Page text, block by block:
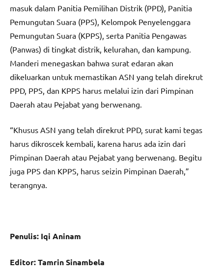
masuk dalam Panitia Pemilihan Distrik (PPD), Panitia
Pemungutan Suara (PPS), Kelompok Penyelenggara
Pemungutan Suara (KPPS), serta Panitia Pengawas
(Panwas) di tingkat distrik, kelurahan, dan kampung.
Manderi menegaskan bahwa surat edaran akan
dikeluarkan untuk memastikan ASN yang telah direkrut
PPD, PPS, dan KPPS harus melalui izin dari Pimpinan
Daerah atau Pejabat yang berwenang.
“Khusus ASN yang telah direkrut PPD, surat kami tegas
harus dikroscek kembali, karena harus ada izin dari
Pimpinan Daerah atau Pejabat yang berwenang. Begitu
juga PPS dan KPPS, harus seizin Pimpinan Daerah,”
terangnya.
Penulis: Iqi Aninam
Editor: Tamrin Sinambela